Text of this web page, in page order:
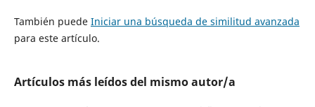
También puede Iniciar una búsqueda de similitud avanzada
para este artículo.
Artículos más leídos del mismo autor/a